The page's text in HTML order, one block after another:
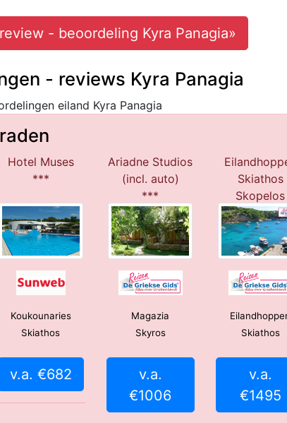
- beoordeling Kyra Panagia»
- reviews Kyra Panagia
eiland Kyra Panagia
Hotel Muses
***
Koukounaries
Skiathos
v.a. €682
Ariadne Studios
(incl. auto)
***
Magazia
Skyros
v.a.
€1006
Skiathos
Skopelos
***
Skiathos
v.a.
€1495